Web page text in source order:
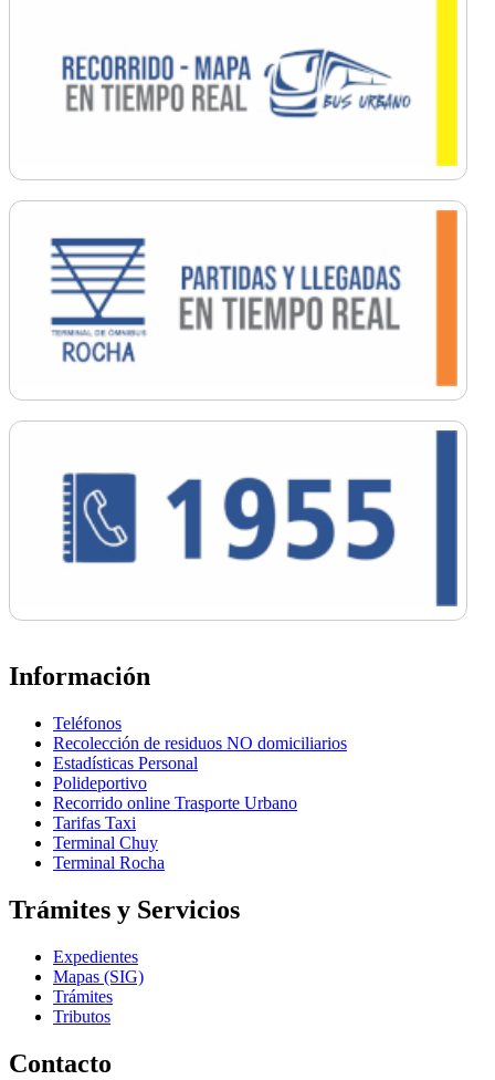
Información
Teléfonos
Recolección de residuos NO domiciliarios
Estadísticas Personal
Polideportivo
Recorrido online Trasporte Urbano
Tarifas Taxi
Terminal Chuy
Terminal Rocha
Trámites y Servicios
Expedientes
Mapas (SIG)
Trámites
Tributos
Contacto